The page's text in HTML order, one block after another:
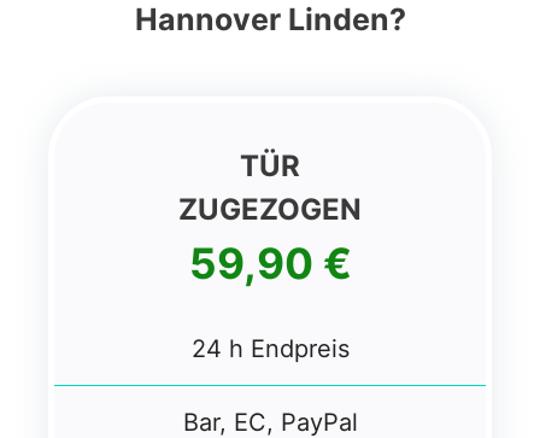
Hannover Linden?
TÜR
ZUGEZOGEN
59,90 €
24 h Endpreis
Bar, EC, PayPal